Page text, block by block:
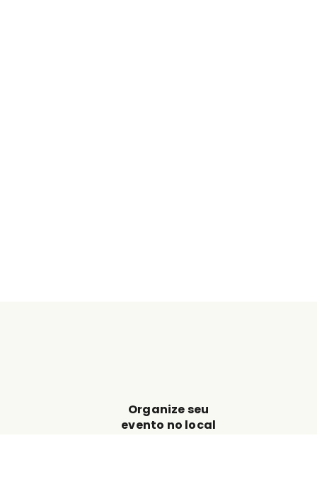
Organize seu
evento no local